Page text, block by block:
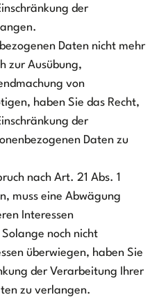
der
Daten nicht mehr
zur Ausübung,
von
haben Sie das Recht,
der
Daten zu
nach Art. 21 Abs. 1
muss eine Abwägung
Interessen
noch nicht
überwiegen, haben Sie
der Verarbeitung Ihrer
zu verlangen.